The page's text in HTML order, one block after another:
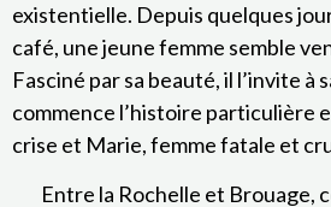
existentielle. Depuis quelques
café, une jeune femme semble
Fasciné par sa beauté, il l’invite à
commence l’histoire particulière
crise et Marie, femme fatale et
Entre la Rochelle et Brouage,